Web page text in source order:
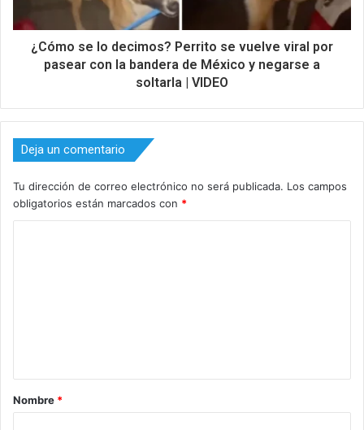
¿Cómo se lo decimos? Perrito se vuelve viral por
pasear con la bandera de México y negarse a
soltarla | VIDEO
Deja un comentario
Tu dirección de correo electrónico no será publicada. Los campos
obligatorios están marcados con *
a
r
Nombre *